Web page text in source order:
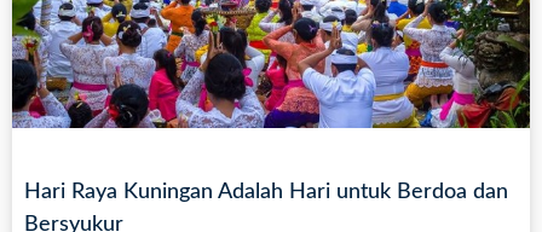
Hari Raya Kuningan Adalah Hari untuk Berdoa dan
Bersyukur